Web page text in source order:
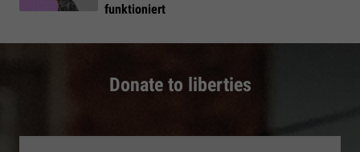
funktioniert
Donate to liberties